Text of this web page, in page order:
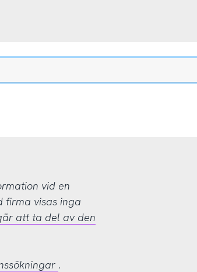
vid en
firma visas inga
att ta del av den
.